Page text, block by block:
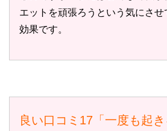
エットを頑張ろうという気にさ
効果です。
良い口コミ17「一度も起